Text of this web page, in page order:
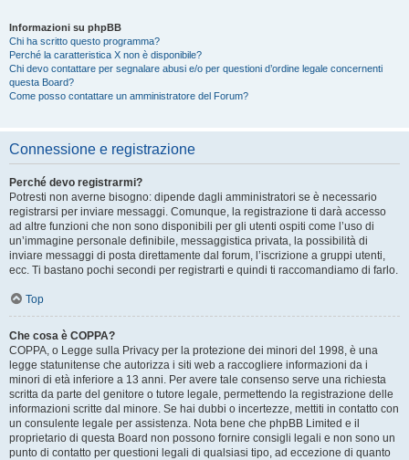
Informazioni su phpBB
Chi ha scritto questo programma?
Perché la caratteristica X non è disponibile?
Chi devo contattare per segnalare abusi e/o per questioni d’ordine legale concernenti
questa Board?
Come posso contattare un amministratore del Forum?
Connessione e registrazione
Perché devo registrarmi?
Potresti non averne bisogno: dipende dagli amministratori se è necessario
registrarsi per inviare messaggi. Comunque, la registrazione ti darà accesso
ad altre funzioni che non sono disponibili per gli utenti ospiti come l’uso di
un’immagine personale definibile, messaggistica privata, la possibilità di
inviare messaggi di posta direttamente dal forum, l’iscrizione a gruppi utenti,
ecc. Ti bastano pochi secondi per registrarti e quindi ti raccomandiamo di farlo.
Top
Che cosa è COPPA?
COPPA, o Legge sulla Privacy per la protezione dei minori del 1998, è una
legge statunitense che autorizza i siti web a raccogliere informazioni da i
minori di età inferiore a 13 anni. Per avere tale consenso serve una richiesta
scritta da parte del genitore o tutore legale, permettendo la registrazione delle
informazioni scritte dal minore. Se hai dubbi o incertezze, mettiti in contatto con
un consulente legale per assistenza. Nota bene che phpBB Limited e il
proprietario di questa Board non possono fornire consigli legali e non sono un
punto di contatto per questioni legali di qualsiasi tipo, ad eccezione di quanto